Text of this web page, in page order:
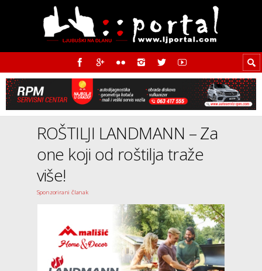
ROŠTILJI LANDMANN – Za
one koji od roštilja traže
više!
Sponzorirani članak